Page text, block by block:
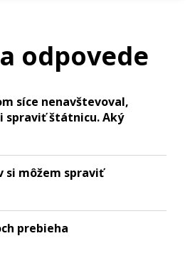
odpovede
síce nenavštevoval,
spraviť štátnicu. Aký
si môžem spraviť
prebieha